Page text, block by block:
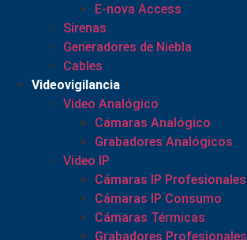
E-nova Access
Sirenas
Generadores de Niebla
Cables
Videovigilancia
Video Analógico
Cámaras Analógico
Grabadores Analógicos
Video IP
Cámaras IP Profesionales
Cámaras IP Consumo
Cámaras Térmicas
Grabadores Profesionales